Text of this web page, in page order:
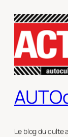
contenu
Le blog du culte